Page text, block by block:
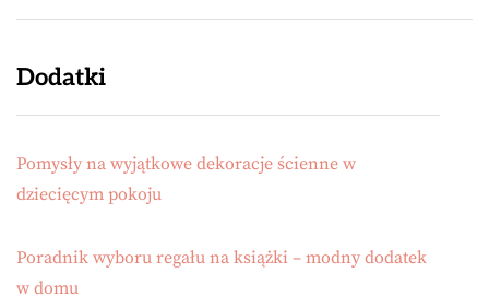
Dodatki
Pomysły na wyjątkowe dekoracje ścienne w
dziecięcym pokoju
Poradnik wyboru regału na książki – modny dodatek
w domu